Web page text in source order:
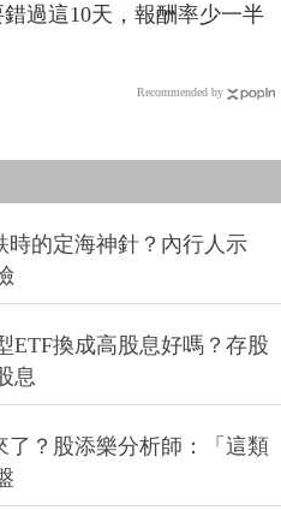
錯過這10天，報酬率少一半
Recommended by
時的定海神針？內行人示
ETF換成高股息好嗎？存股
息
了？股添樂分析師：「這類